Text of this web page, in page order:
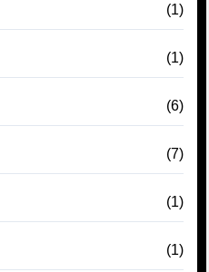
(1)
(1)
(6)
(7)
(1)
(1)